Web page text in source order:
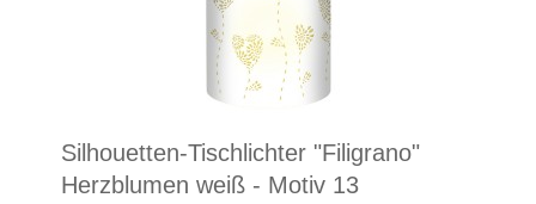
Silhouetten-Tischlichter "Filigrano"
Herzblumen weiß - Motiv 13